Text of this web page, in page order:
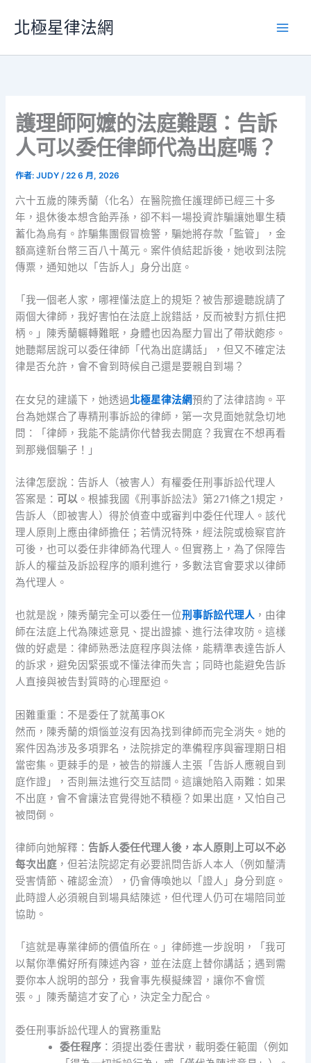
要
北極星律法網
護理師阿嬤的法庭難題：告訴
人可以委任律師代為出庭嗎？
作者:JUDY/22 6 月, 2026
六十五歲的陳秀蘭（化名）在醫院擔任護理師已經三十多
年，退休後本想含飴弄孫，卻不料一場投資詐騙讓她畢生積
蓄化為烏有。詐騙集團假冒檢警，騙她將存款「監管」，金
額高達新台幣三百八十萬元。案件偵結起訴後，她收到法院
傳票，通知她以「告訴人」身分出庭。
「我一個老人家，哪裡懂法庭上的規矩？被告那邊聽說請了
兩個大律師，我好害怕在法庭上說錯話，反而被對方抓住把
柄。」陳秀蘭輾轉難眠，身體也因為壓力冒出了帶狀皰疹。
她聽鄰居說可以委任律師「代為出庭講話」，但又不確定法
律是否允許，會不會到時候自己還是要親自到場？
在女兒的建議下，她透過北極星律法網預約了法律諮詢。平
台為她媒合了專精刑事訴訟的律師，第一次見面她就急切地
問：「律師，我能不能請你代替我去開庭？我實在不想再看
到那幾個騙子！」
法律怎麼說：告訴人（被害人）有權委任刑事訴訟代理人
答案是： 可以 。根據我國《刑事訴訟法》第271條之1規定，
告訴人（即被害人）得於偵查中或審判中委任代理人。該代
理人原則上應由律師擔任；若情況特殊，經法院或檢察官許
可後，也可以委任非律師為代理人。但實務上，為了保障告
訴人的權益及訴訟程序的順利進行，多數法官會要求以律師
為代理人。
也就是說，陳秀蘭完全可以委任一位刑事訴訟代理人 ，由律
師在法庭上代為陳述意見、提出證據、進行法律攻防。這樣
做的好處是：律師熟悉法庭程序與法條，能精準表達告訴人
的訴求，避免因緊張或不懂法律而失言；同時也能避免告訴
人直接與被告對質時的心理壓迫。
困難重重：不是委任了就萬事OK
然而，陳秀蘭的煩惱並沒有因為找到律師而完全消失。她的
案件因為涉及多項罪名，法院排定的準備程序與審理期日相
當密集。更棘手的是，被告的辯護人主張「告訴人應親自到
庭作證」，否則無法進行交互詰問。這讓她陷入兩難：如果
不出庭，會不會讓法官覺得她不積極？如果出庭，又怕自己
被問倒。
律師向她解釋： 告訴人委任代理人後，本人原則上可以不必
每次出庭 ，但若法院認定有必要訊問告訴人本人（例如釐清
受害情節、確認金流），仍會傳喚她以「證人」身分到庭。
此時證人必須親自到場具結陳述，但代理人仍可在場陪同並
協助。
「這就是專業律師的價值所在。」律師進一步說明，「我可
以幫你準備好所有陳述內容，並在法庭上替你講話；遇到需
要你本人說明的部分，我會事先模擬練習，讓你不會慌
張。」陳秀蘭這才安了心，決定全力配合。
委任刑事訴訟代理人的實務重點
委任程序 ：須提出委任書狀，載明委任範圍（例如